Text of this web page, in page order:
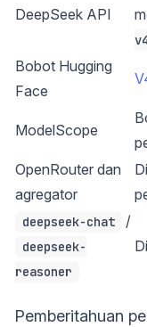
DeepSeek API
Bobot Hugging
Face
ModelScope
OpenRouter dan
agregator
deepseek-chat /
deepseek-
reasoner
Pemberitahuan